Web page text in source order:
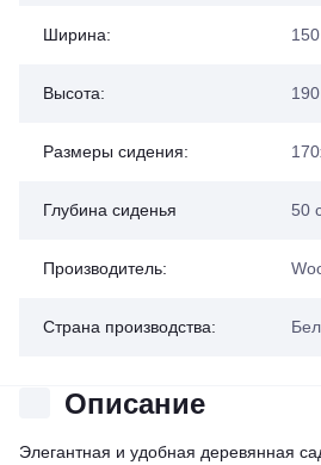
Ширина:
Высота:
Размеры сидения:
Глубина сиденья 50
Производитель:
Страна производства:
Описание
Элегантная и удобная деревянная